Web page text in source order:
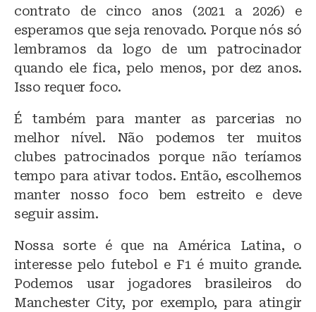
contrato de cinco anos (2021 a 2026) e
esperamos que seja renovado. Porque nós só
lembramos da logo de um patrocinador
quando ele fica, pelo menos, por dez anos.
Isso requer foco.
É também para manter as parcerias no
melhor nível. Não podemos ter muitos
clubes patrocinados porque não teríamos
tempo para ativar todos. Então, escolhemos
manter nosso foco bem estreito e deve
seguir assim.
Nossa sorte é que na América Latina, o
interesse pelo futebol e F1 é muito grande.
Podemos usar jogadores brasileiros do
Manchester City, por exemplo, para atingir